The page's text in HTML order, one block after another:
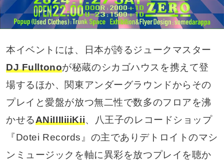
本イベントには、日本が誇るジュークマスター
DJ Fulltonoが秘蔵のシカゴハウスを携えて登
場するほか、関東アンダーグラウンドからその
プレイと愛盤が放つ無二性で数多のフロアを沸
かせるANiIIIIiiiKii、八王子のレコードショップ
『Dotei Records』の主でありデトロイトのマシ
ンミュージックを軸に異彩を放つプレイを聴か